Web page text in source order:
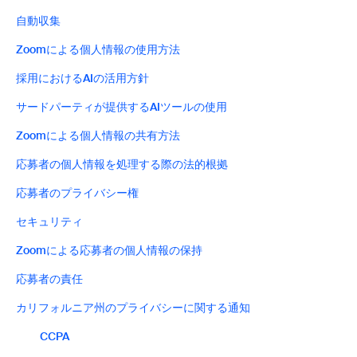
自動収集
Zoomによる個人情報の使用方法
採用におけるAIの活用方針
サードパーティが提供するAIツールの使用
Zoomによる個人情報の共有方法
応募者の個人情報を処理する際の法的根拠
応募者のプライバシー権
セキュリティ
Zoomによる応募者の個人情報の保持
応募者の責任
カリフォルニア州のプライバシーに関する通知
CCPA